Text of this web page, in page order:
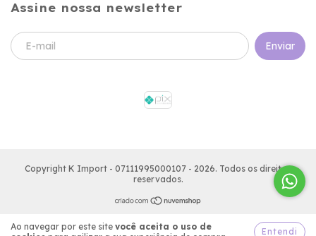
Ao navegar por este site você aceita o uso de
Entendi
Assine nossa newsletter
Copyright K Import - 07111995000107 - 2026. Todos os direitos
reservados.